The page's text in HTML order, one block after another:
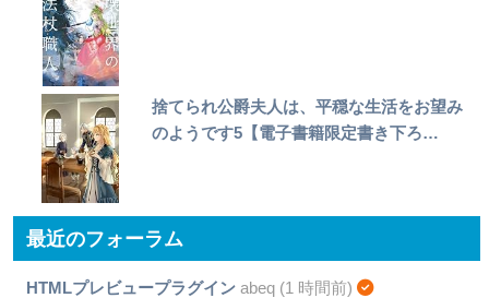
捨てられ公爵夫人は、平穏な生活をお望み
のようです5【電子書籍限定書き下ろ…
最近のフォーラム
HTMLプレビュープラグインabeq (1 時間前)